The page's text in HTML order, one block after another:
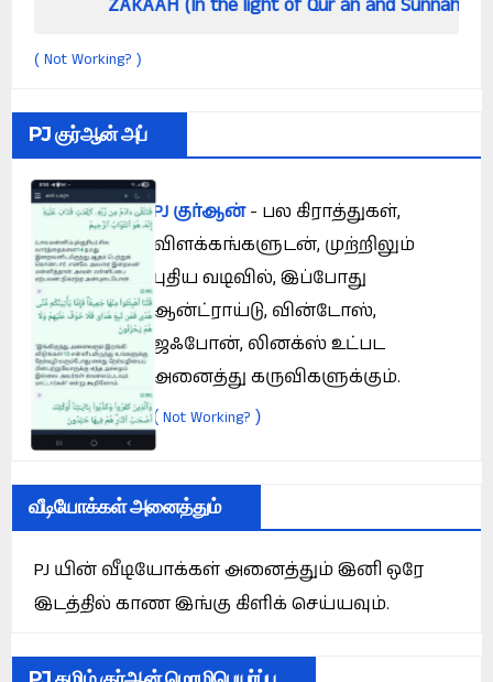
(In the light of Qur an and Sunnah)
( Not Working? )
PJ குர்ஆன் அப்
PJ குர்ஆன்- பல கிராத்துகள்,
விளக்கங்களுடன், முற்றிலும்
புதிய வடிவில், இப்போது
ஆன்ட்ராய்டு, வின்டோஸ்,
ஜஃபோன், லினக்ஸ் உட்பட
அனைத்து கருவிகளுக்கும்.
(Not Working? )
வீடியோக்கள் அனைத்தும்
PJ யின் வீடியோக்கள் அனைத்தும் இனி ஒரே
இடத்தில் காண இங்கு கிளிக் செய்யவும்.